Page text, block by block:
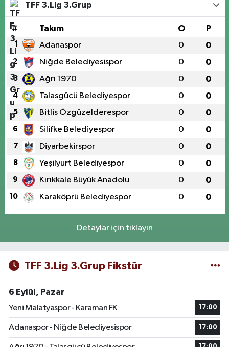
TFF 3.Lig 3.Grup
# Takım O P
1 Adanaspor 0 0
2 Niğde Belediyesispor 0 0
3 Ağrı 1970 0 0
4 Talasgücü Belediyespor 0 0
5 Bitlis Özgüzelderespor 0 0
6 Silifke Belediyespor 0 0
7 Diyarbekirspor 0 0
8 Yeşilyurt Belediyespor 0 0
9 Kırıkkale Büyük Anadolu 0 0
10 Karaköprü Belediyespor 0 0
Detaylar için tıklayın
TFF 3.Lig 3.Grup Fikstür
6 Eylül, Pazar
Yeni Malatyaspor - Karaman FK
17:00
Adanaspor - Niğde Belediyesispor 17:00